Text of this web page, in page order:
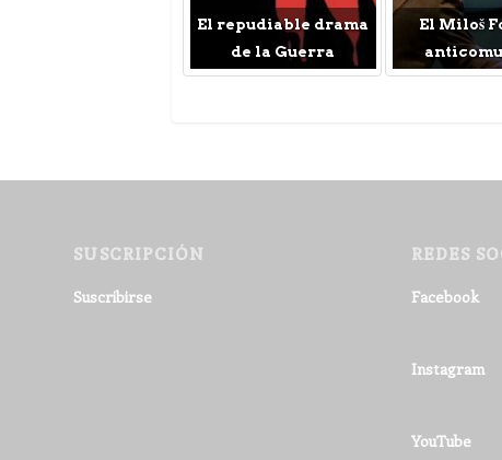
El repudiable drama
de la Guerra
El Miloš
SUSCRIPCIÓN
Suscribirse
REDES
Facebook
Instagram
YouTube